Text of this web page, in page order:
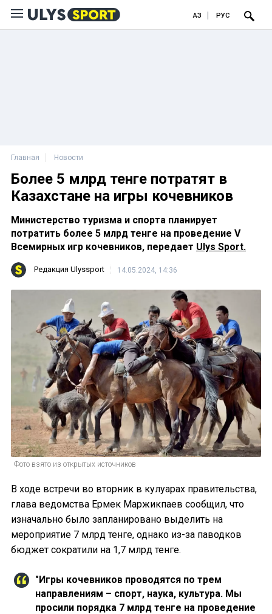
ҚАЗ РУС
Главная Новости
Более 5 млрд тенге потратят в
Казахстане на игры кочевников
Министерство туризма и спорта планирует
потратить более 5 млрд тенге на проведение V
Всемирных игр кочевников, передает Ulys Sport.
Редакция Ulyssport 14.05.2024, 14:36
Фото взято из открытых источников
В ходе встречи во вторник в кулуарах правительства,
глава ведомства Ермек Маржикпаев сообщил, что
изначально было запланировано выделить на
мероприятие 7 млрд тенге, однако из-за паводков
бюджет сократили на 1,7 млрд тенге.
"Игры кочевников проводятся по трем
направлениям – спорт, наука, культура. Мы
просили порядка 7 млрд тенге на проведение